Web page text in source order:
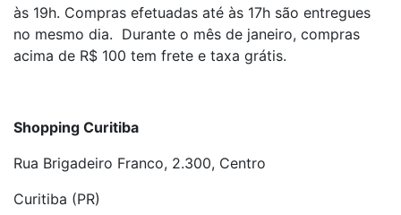
às 19h. Compras efetuadas até às 17h são entregues
no mesmo dia. Durante o mês de janeiro, compras
acima de R$ 100 tem frete e taxa grátis.
Shopping Curitiba
Rua Brigadeiro Franco, 2.300, Centro
Curitiba (PR)